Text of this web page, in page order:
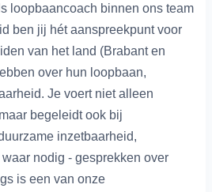
loopbaancoach binnen ons team
ben jij hét aanspreekpunt voor
van het land (Brabant en
over hun loopbaan,
Je voert niet alleen
begeleidt ook bij
inzetbaarheid,
nodig - gesprekken over
is een van onze